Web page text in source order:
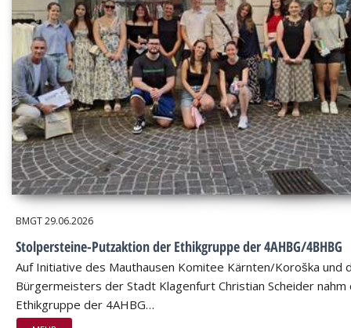
BMGT29.06.2026
Stolpersteine-Putzaktion der Ethikgruppe der 4AHBG/4BHBG
Auf Initiative des Mauthausen Komitee Kärnten/Koroška und
Bürgermeisters der Stadt Klagenfurt Christian Scheider nahm
Ethikgruppe der 4AHBG…